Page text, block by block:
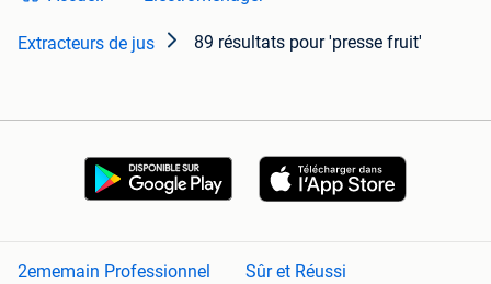
Extracteurs de jus 89 résultats pour 'presse fruit'
2ememain Professionnel
Sûr et Réussi